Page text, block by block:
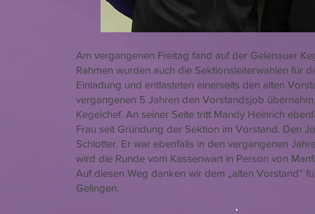
Am vergangenen Freitag fand auf der Gelenauer
Rahmen wurden auch die Sektionsleiterwahlen für
Einladung und entlasteten einerseits den alten
vergangenen 5 Jahren den Vorstandsjob
Kegelchef. An seiner Seite tritt Mandy Heinrich
Frau seit Gründung der Sektion im Vorstand. Den
Schlotter. Er war ebenfalls in den vergangenen
wird die Runde vom Kassenwart in Person von
Auf diesen Weg danken wir dem „alten Vorstand“
Gelingen.
.